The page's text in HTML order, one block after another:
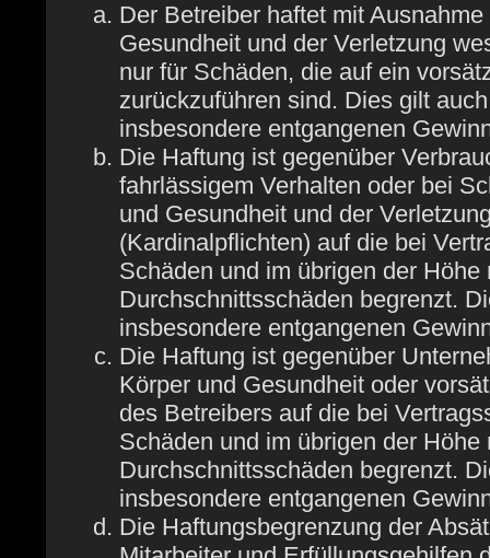
Der Betreiber haftet mit
Gesundheit und der Verletzung
nur für Schäden, die auf ein
zurückzuführen sind. Dies gilt
insbesondere entgangenen
Die Haftung ist gegenüber
fahrlässigem Verhalten oder bei
und Gesundheit und der
(Kardinalpflichten) auf die bei
Schäden und im übrigen der
Durchschnittsschäden begrenzt.
insbesondere entgangenen
Die Haftung ist gegenüber
Körper und Gesundheit oder
des Betreibers auf die bei
Schäden und im übrigen der
Durchschnittsschäden begrenzt.
insbesondere entgangenen
Die Haftungsbegrenzung der